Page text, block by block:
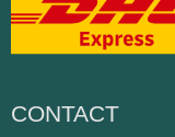
CONTACT